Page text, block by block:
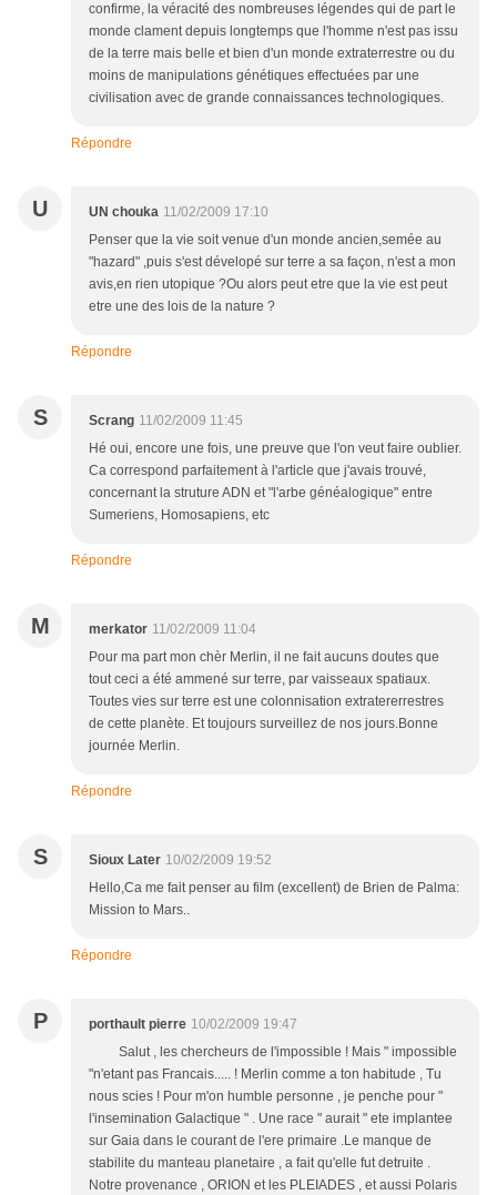
confirme, la véracité des nombreuses légendes qui de part le
monde clament depuis longtemps que l'homme n'est pas issu
de la terre mais belle et bien d'un monde extraterrestre ou du
moins de manipulations génétiques effectuées par une
civilisation avec de grande connaissances technologiques.
Répondre
U UN chouka 11/02/2009 17:10
Penser que la vie soit venue d'un monde ancien,semée au
"hazard" ,puis s'est dévelopé sur terre a sa façon, n'est a mon
avis,en rien utopique ?Ou alors peut etre que la vie est peut
etre une des lois de la nature ?
Répondre
S Scrang 11/02/2009 11:45
Hé oui, encore une fois, une preuve que l'on veut faire oublier.
Ca correspond parfaitement à l'article que j'avais trouvé,
concernant la struture ADN et "l'arbe généalogique" entre
Sumeriens, Homosapiens, etc
Répondre
M merkator 11/02/2009 11:04
Pour ma part mon chèr Merlin, il ne fait aucuns doutes que
tout ceci a été ammené sur terre, par vaisseaux spatiaux.
Toutes vies sur terre est une colonnisation extratererrestres
de cette planète. Et toujours surveillez de nos jours.Bonne
journée Merlin.
Répondre
S Sioux Later 10/02/2009 19:52
Hello,Ca me fait penser au film (excellent) de Brien de Palma:
Mission to Mars..
Répondre
P porthault pierre 10/02/2009 19:47
Salut , les chercheurs de l'impossible ! Mais " impossible
"n'etant pas Francais..... ! Merlin comme a ton habitude , Tu
nous scies ! Pour m'on humble personne , je penche pour "
l'insemination Galactique " . Une race " aurait " ete implantee
sur Gaia dans le courant de l'ere primaire .Le manque de
stabilite du manteau planetaire , a fait qu'elle fut detruite .
Notre provenance , ORION et les PLEIADES , et aussi Polaris